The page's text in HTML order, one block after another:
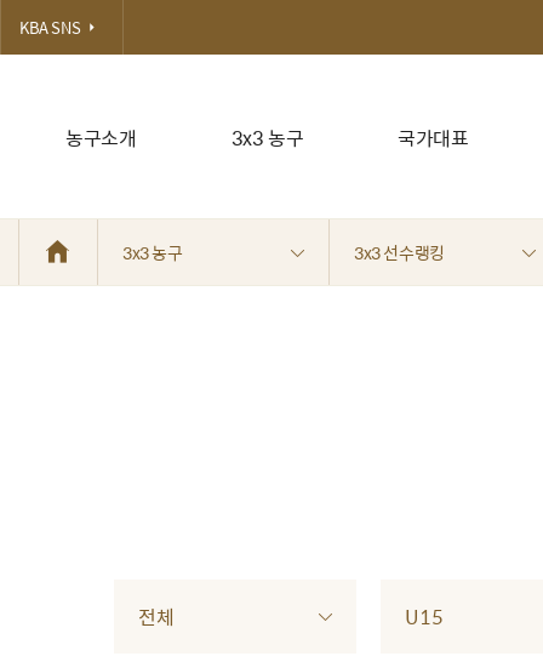
농구소개 3x3 농구 국가대표
KBA SNS
3x3 농구 3x3 선수랭킹
전체 U15